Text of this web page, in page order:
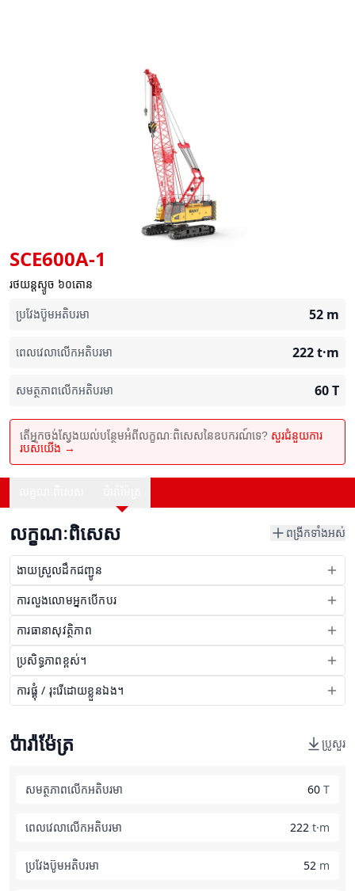
SCE600A-1
រថយន្តស្ទូច ៦០តោន
ប្រវែងប៊ូមអតិបរមា
52 m
ពេលវេលាលើកអតិបរមា 222t·m
សមត្ថភាពលើកអតិបរមា 60T
តើអ្នកចង់ស្វែងយល់បន្ថែមអំពីលក្ខណៈពិសេសនៃឧបករណ៍ទេ? សួរជំនួយការ
របស់យើង →
លក្ខណៈពិសេស ពង្រីកទាំងអស់
ងាយស្រួលដឹកជញ្ជូន
ការលួងលោមអ្នកបើកបរ
ការធានាសុវត្ថិភាព
ប្រសិទ្ធភាពខ្ពស់។
ការផ្គុំ / រុះរើដោយខ្លួនឯង។
ប៉ារ៉ាម៉ែត្រ ប្រូសួរ
សមត្ថភាពលើកអតិបរមា 60 T
ពេលវេលាលើកអតិបរមា 222 t·m
ប្រវែងប៊ូមអតិបរមា 52 m